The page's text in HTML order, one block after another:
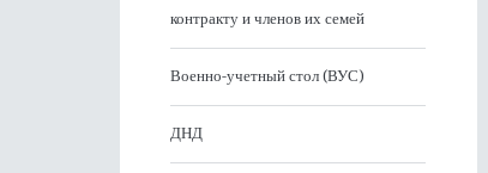
контракту и членов их семей
Военно-учетный стол (ВУС)
ДНД